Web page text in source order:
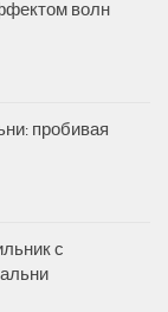
волн
пробивая
с